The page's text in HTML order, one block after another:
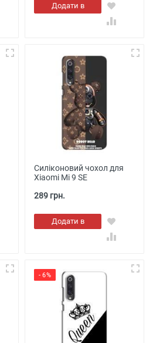
Додати в
кошик
Силіконовий чохол для
Xiaomi Mi 9 SE
289 грн.
Додати в
кошик
- 6%